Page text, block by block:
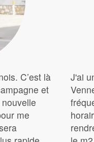
C’est là
et
me
J'ai